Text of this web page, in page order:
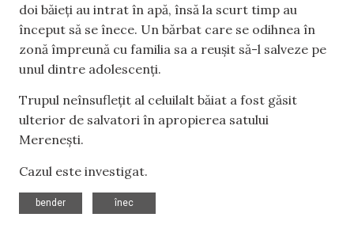
doi băieți au intrat în apă, însă la scurt timp au
început să se înece. Un bărbat care se odihnea în
zonă împreună cu familia sa a reușit să-l salveze pe
unul dintre adolescenți.
Trupul neînsuflețit al celuilalt băiat a fost găsit
ulterior de salvatori în apropierea satului
Merenești.
Cazul este investigat.
bender
înec